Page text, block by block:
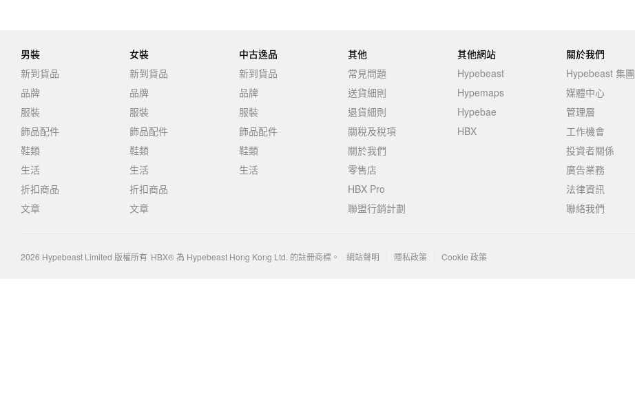
男裝
新到貨品
品牌
服裝
飾品配件
鞋類
生活
折扣商品
文章
女裝
新到貨品
品牌
服裝
飾品配件
鞋類
生活
折扣商品
文章
中古逸品
新到貨品
品牌
服裝
飾品配件
鞋類
生活
其他
常見問題
送貨細則
退貨細則
關稅及稅項
關於我們
零售店
HBX Pro
聯盟行銷計劃
其他網站
Hypebeast
Hypemaps
Hypebae
HBX
關於我們
Hypebeast 集團
媒體中心
管理層
工作機會
投資者關係
廣告業務
法律資訊
聯絡我們
2026 Hypebeast Limited 版權所有 HBX® 為 Hypebeast Hong Kong Ltd. 的註冊商標。 網站聲明 隱私政策 Cookie 政策